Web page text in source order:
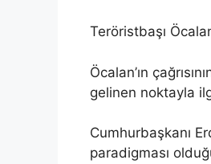
Teröristbaşı
Öcalan’ın
gelinen noktayla
Cumhurbaşkanı
paradigması